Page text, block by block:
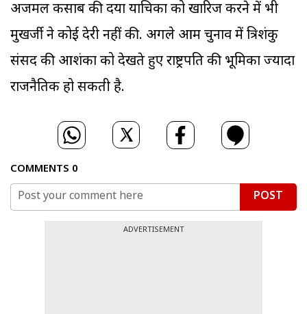
अजमल कसाब की दया याचिका को खारिज करने में भी
मुखर्जी ने कोई देरी नहीं की. अगले आम चुनाव में त्रिशंकु
संसद की आशंका को देखते हुए राष्ट्रपति की भूमिका ज्यादा
राजनैतिक हो सकती है.
COMMENTS 0
POST
ADVERTISEMENT